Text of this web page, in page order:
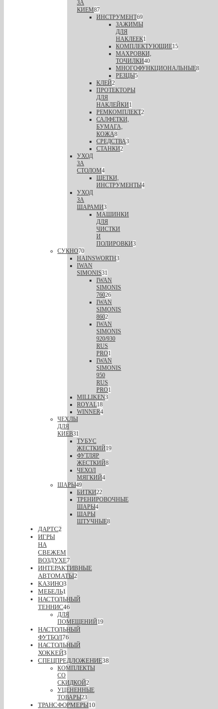
ЗА
КИЕМ87
ИНСТРУМЕНТ69
ЗАЖИМЫ
ДЛЯ
НАКЛЕЕК1
КОМПЛЕКТУЮЩИЕ15
МАХРОВКИ,
ТОЧИЛКИ40
МНОГОФУНКЦИОНАЛЬНЫЕ8
РЕЗЦЫ5
КЛЕЙ2
ПРОТЕКТОРЫ
ДЛЯ
НАКЛЕЙКИ1
РЕМКОМПЛЕКТ2
САЛФЕТКИ,
БУМАГА,
КОЖА8
СРЕДСТВА3
СТАНКИ2
УХОД
ЗА
СТОЛОМ4
ЩЕТКИ,
ИНСТРУМЕНТЫ4
УХОД
ЗА
ШАРАМИ3
МАШИНКИ
ДЛЯ
ЧИСТКИ
И
ПОЛИРОВКИ3
СУКНО70
HAINSWORTH3
IWAN
SIMONIS31
IWAN
SIMONIS
76026
IWAN
SIMONIS
8602
IWAN
SIMONIS
920/930
RUS
PRO1
IWAN
SIMONIS
950
RUS
PRO1
MILLIKEN3
ROYAL18
WINNER4
ЧЕХЛЫ
ДЛЯ
КИЕВ31
ТУБУС
ЖЕСТКИЙ19
ФУТЛЯР
ЖЕСТКИЙ8
ЧЕХОЛ
МЯГКИЙ4
ШАРЫ49
БИТКИ22
ТРЕНИРОВОЧНЫЕ
ШАРЫ4
ШАРЫ
ШТУЧНЫЕ8
ДАРТС2
ИГРЫ
НА
СВЕЖЕМ
ВОЗДУХЕ7
ИНТЕРАКТИВНЫЕ
АВТОМАТЫ2
КАЗИНО3
МЕБЕЛЬ1
НАСТОЛЬНЫЙ
ТЕННИС46
ДЛЯ
ПОМЕЩЕНИЙ19
НАСТОЛЬНЫЙ
ФУТБОЛ76
НАСТОЛЬНЫЙ
ХОККЕЙ3
СПЕЦПРЕДЛОЖЕНИЕ38
КОМПЛЕКТЫ
СО
СКИДКОЙ2
УЦЕНЕННЫЕ
ТОВАРЫ23
ТРАНСФОРМЕРЫ10